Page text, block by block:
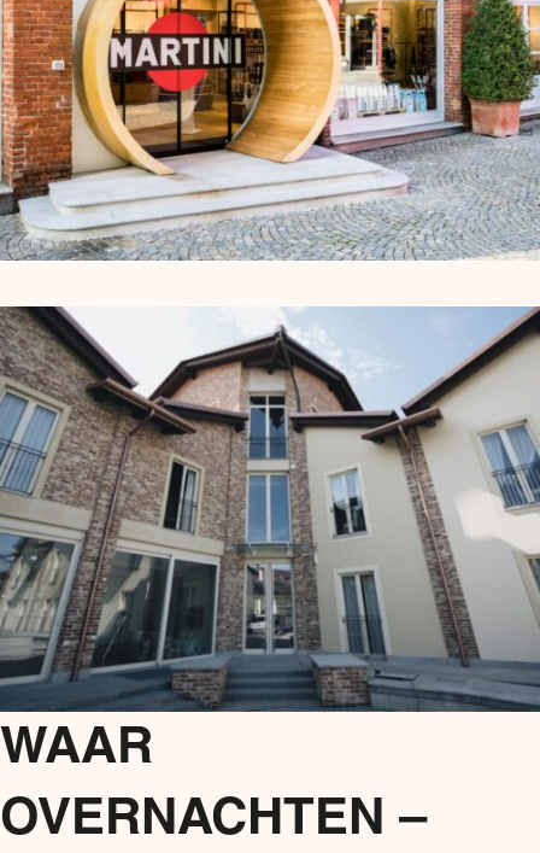
WAAR
OVERNACHTEN –